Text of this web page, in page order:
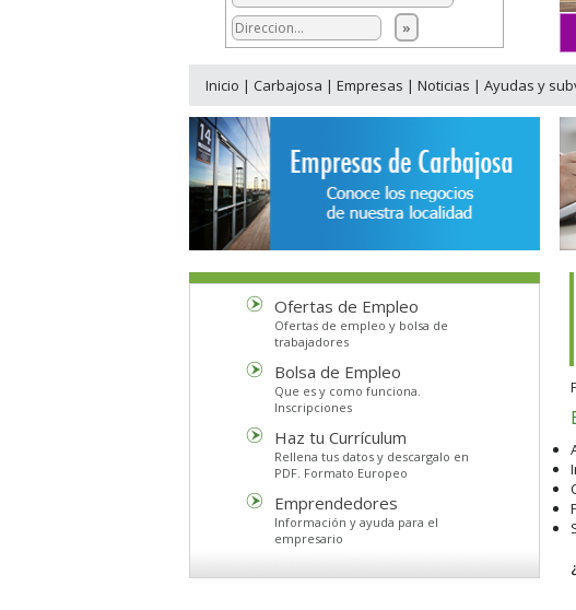
Inicio | Carbajosa | Empresas | Noticias | Ayudas y
Ofertas de Empleo
Ofertas de empleo y bolsa de
trabajadores
Bolsa de Empleo
Que es y como funciona.
Inscripciones
Haz tu Currículum
Rellena tus datos y descargalo en
PDF. Formato Europeo
Emprendedores
Información y ayuda para el
empresario